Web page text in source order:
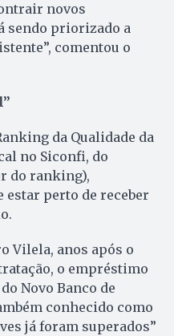
novos
sendo priorizado a
comentou o
da Qualidade da
no Siconfi, do
do ranking),
estar perto de receber
Vilela, anos após o
o empréstimo
Novo Banco de
conhecido como
já foram superados”